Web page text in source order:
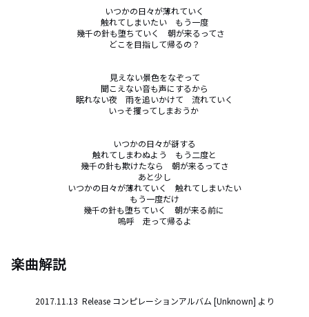
いつかの日々が薄れていく
触れてしまいたい　もう一度
幾千の針も堕ちていく　朝が来るってさ
どこを目指して帰るの？
見えない景色をなぞって
聞こえない音も声にするから
眠れない夜　雨を追いかけて　流れていく
いっそ攫ってしまおうか
いつかの日々が谺する
触れてしまわぬよう　もう二度と
幾千の針も欺けたなら　朝が来るってさ
あと少し
いつかの日々が薄れていく　触れてしまいたい
もう一度だけ
幾千の針も堕ちていく　朝が来る前に
嗚呼　走って帰るよ
楽曲解説
2017.11.13  Release コンピレーションアルバム [Unknown] より